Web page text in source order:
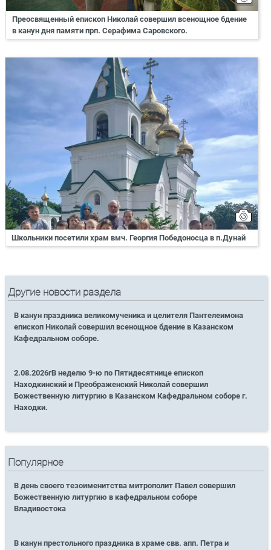
Преосвященный епископ Николай совершил всенощное бдение
в канун дня памяти прп. Серафима Саровского.
Школьники посетили храм вмч. Георгия Победоносца в п.Дунай
Другие новости раздела
В канун праздника великомученика и целителя Пантелеимона
епископ Николай совершил всенощное бдение в Казанском
Кафедральном соборе.
2.08.2026гВ неделю 9-ю по Пятидесятнице епископ
Находкинский и Преображенский Николай совершил
Божественную литургию в Казанском Кафедральном соборе г.
Находки.
Популярное
В день своего тезоименитства митрополит Павел совершил
Божественную литургию в кафедральном соборе
Владивостока
В канун престольного праздника в храме свв. апп. Петра и